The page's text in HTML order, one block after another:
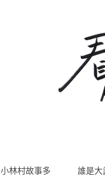
小林村故事多 誰是大